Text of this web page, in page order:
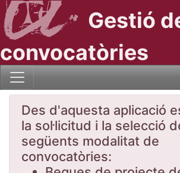
Gestió
convocatòries
Des d'aquesta aplicació
la sol·licitud i la selecció
següents modalitat de
convocatòries: